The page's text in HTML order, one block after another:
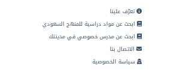
تعرّف علينا
ابحث عن مواد دراسية للمنهج السعودي
ابحث عن مدرس خصوصي في مدينتك
الاتصال بنا
سياسة الخصوصية